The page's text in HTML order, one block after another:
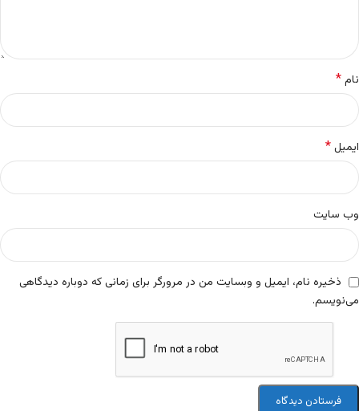
نام*
ایمیل*
وب‌ سایت
ذخیره نام، ایمیل و وبسایت من در مرورگر برای زمانی که دوباره دیدگاهی
می‌نویسم.